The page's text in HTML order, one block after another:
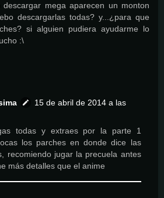
descargar mega aparecen un monton
descargarlas todas? y...¿para que
si alguien pudiera ayudarme lo
:\
15 de abril de 2014 a las
todas y extraes por la parte 1
los parches en donde dice las
recomiendo jugar la precuela antes
más detalles que el anime